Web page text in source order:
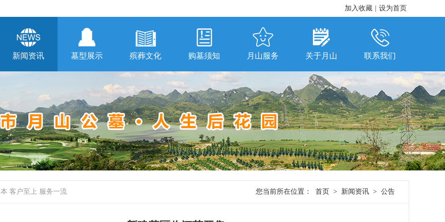
加入收藏 设为首页
新闻资讯 墓型展示 殡葬文化 购墓须知 月山服务 关于月山 联系我们
客户至上 服务一流 您当前所在位置： 首页 > 新闻资讯 > 公告